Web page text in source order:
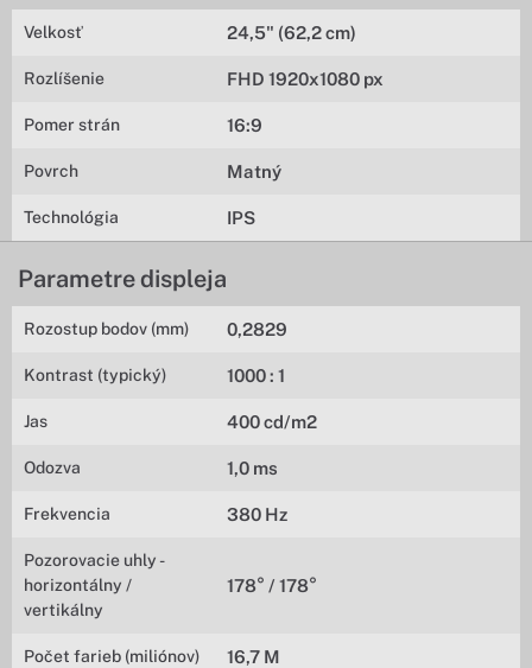
Velkosť 24,5" (62,2 cm)
Rozlíšenie FHD 1920x1080 px
Pomer strán 16:9
Povrch Matný
Technológia IPS
Parametre displeja
Rozostup bodov (mm) 0,2829
Kontrast (typický) 1000 : 1
Jas 400 cd/m2
Odozva 1,0 ms
Frekvencia 380 Hz
Pozorovacie uhly -
horizontálny /
vertikálny
178° / 178°
Počet farieb (miliónov) 16,7 M